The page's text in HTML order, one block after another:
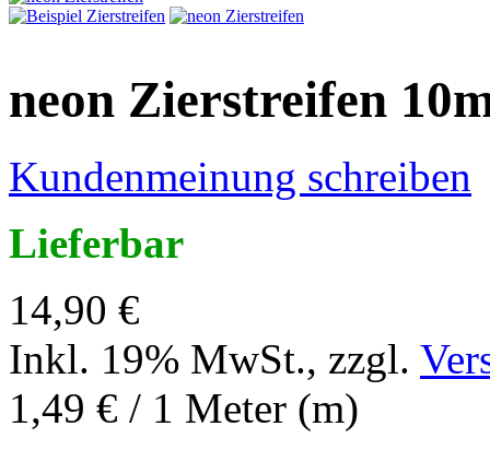
neon Zierstreifen
Kundenmeinung schreiben
Lieferbar
14,90 €
Inkl. 19% MwSt., zzgl.
1,49 € / 1 Meter (m)